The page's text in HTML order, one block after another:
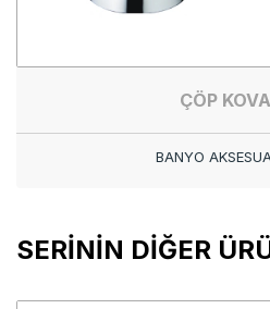
ÇÖP
BANYO
SERİNİN DİĞER